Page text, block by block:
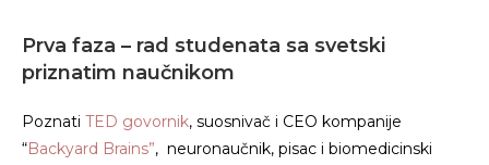
Prva faza – rad studenata sa svetski
priznatim naučnikom
Poznati TED govornik, suosnivač i CEO kompanije
“Backyard Brains”, neuronaučnik, pisac i biomedicinski